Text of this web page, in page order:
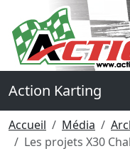
Panneau de gestion des
Action Karting
Accueil Média
Les projets X30